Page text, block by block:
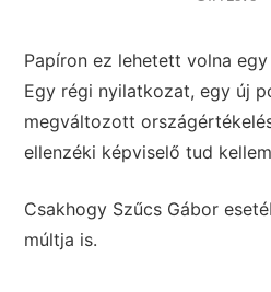
Papíron ez lehetett volna
Egy régi nyilatkozat, egy új
megváltozott
ellenzéki képviselő tud
Csakhogy Szűcs Gábor
múltja is.